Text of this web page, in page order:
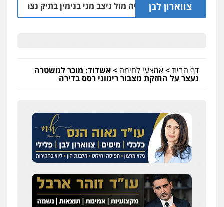
צווארון לבן
הבכיר והאפליה מול ניצב מני בנימין בתיק נצרת וארגון בכרי
דף הבית>אמצעי לחימה >אשדוד: מוכר למשטרה
נעצר על החזקת מצבור רימוני רסס בדירה